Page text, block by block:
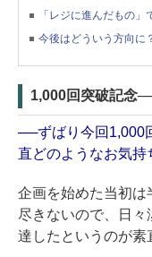
「レジに進んだもの
今後はどういう方向に
1,000回突破記念
──ずばり今回1,000
直どのようなお気持
企画を始めた当初は
尽きないので、日々
達したというのが素